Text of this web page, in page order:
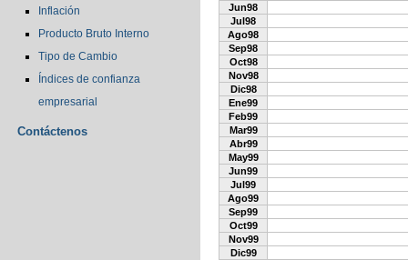
Inflación
Producto Bruto Interno
Tipo de Cambio
Índices de confianza
empresarial
Contáctenos
Jun98
Jul98
Ago98
Sep98
Oct98
Nov98
Dic98
Ene99
Feb99
Mar99
Abr99
May99
Jun99
Jul99
Ago99
Sep99
Oct99
Nov99
Dic99